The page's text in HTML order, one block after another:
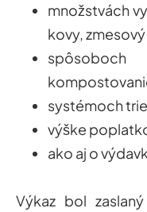
množstvách
kovy,
spôsoboch
systémoch
výške
ako aj o
Výkaz bol